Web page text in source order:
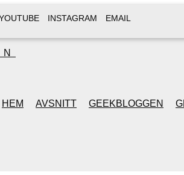
INSTAGRAM EMAIL
HEM AVSNITT GEEKBLOGGEN